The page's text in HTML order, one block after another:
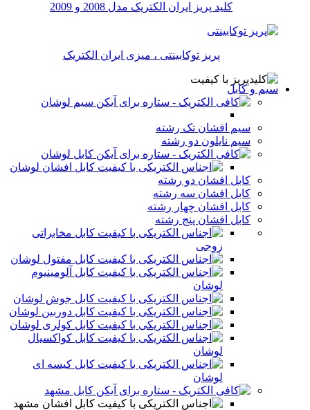
کلید پریز ایران الکتریک مدل 2008 و 2009
پریز توکابینتی ، میزی ایران الکتریک
سیم و کابل
سیم لوشان
سیم افشان تک رشته
سیم نایلون دو رشته
کابل لوشان
کابل افشان لوشان
کابل افشان دو رشته
کابل افشان سه رشته
کابل افشان چهار رشته
کابل افشان پنج رشته
کابل مخابراتی
زوجی
کابل مفتول لوشان
کابل آلومینیوم
لوشان
کابل جوش لوشان
کابل دوربین لوشان
کابل کولری لوشان
کابل کواکسیال
لوشان
کابل کیسه ای
لوشان
کابل مشهد
کابل افشان مشهد